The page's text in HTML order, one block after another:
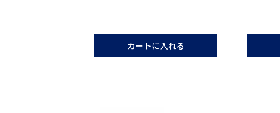
カートに入れる